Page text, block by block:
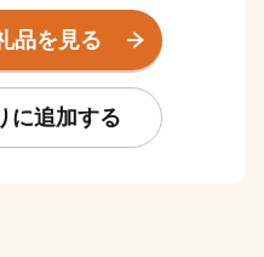
度運用を行っています。
SHIP PARTNER
に新たなムーブメントを
品を見る
に追加する